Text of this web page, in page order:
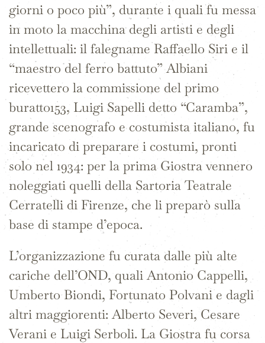
giorni o poco più”, durante i quali fu messa
in moto la macchina degli artisti e degli
intellettuali: il falegname Raffaello Siri e il
“maestro del ferro battuto” Albiani
ricevettero la commissione del primo
buratto153, Luigi Sapelli detto “Caramba”,
grande scenografo e costumista italiano, fu
incaricato di preparare i costumi, pronti
solo nel 1934: per la prima Giostra vennero
noleggiati quelli della Sartoria Teatrale
Cerratelli di Firenze, che li preparò sulla
base di stampe d’epoca.
L’organizzazione fu curata dalle più alte
cariche dell’OND, quali Antonio Cappelli,
Umberto Biondi, Fortunato Polvani e dagli
altri maggiorenti: Alberto Severi, Cesare
Verani e Luigi Serboli. La Giostra fu corsa